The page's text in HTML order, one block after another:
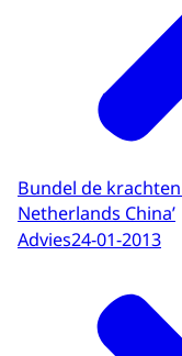
Bundel de
Netherlands China’
Advies24-01-2013